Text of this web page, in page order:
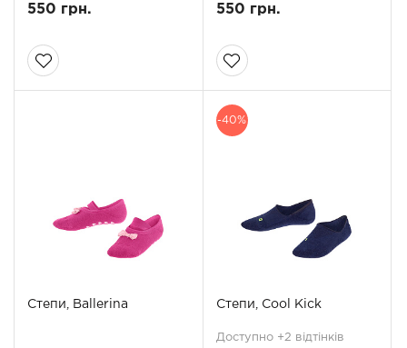
550 грн. 550 грн.
Степи, Ballerina
-40%
Степи, Cool Kick
Доступно +2 відтінків